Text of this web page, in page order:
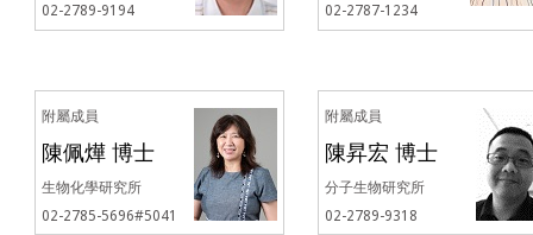
02-2789-9194
02-2787-1234
附屬成員
陳佩燁 博士
生物化學研究所
02-2785-5696#5041
附屬成員
陳昇宏 博士
分子生物研究所
02-2789-9318